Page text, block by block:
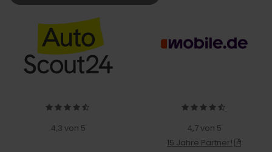
4,3 von 5
4,7 von 5
15 Jahre Partner!